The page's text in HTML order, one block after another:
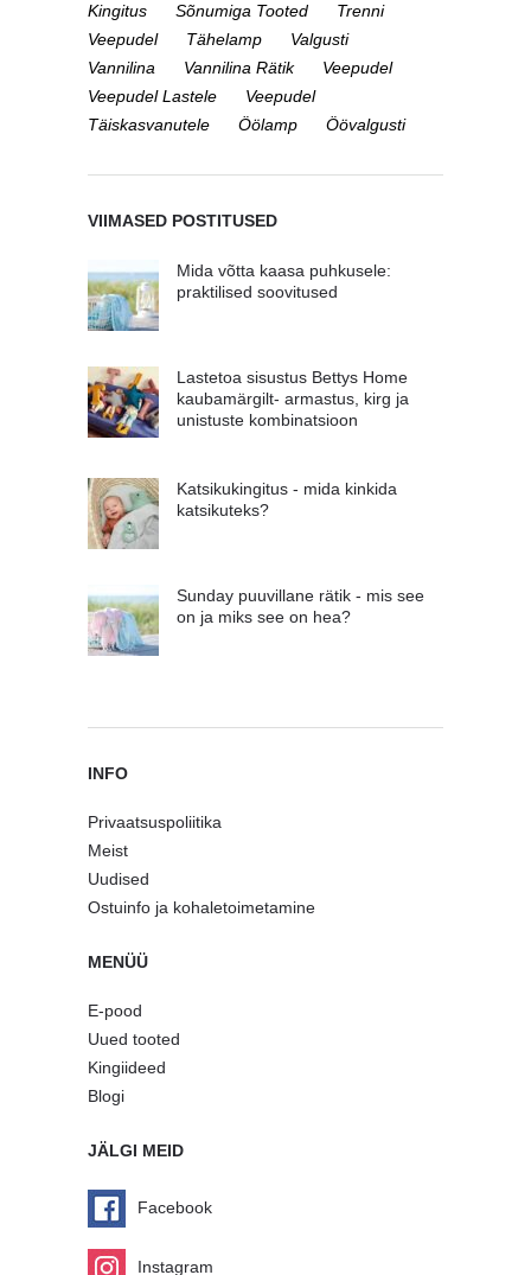
Kingitus
Sõnumiga Tooted
Trenni
Veepudel
Tähelamp
Valgusti
Vannilina
Vannilina Rätik
Veepudel
Veepudel Lastele
Veepudel
Täiskasvanutele
Öölamp Öövalgusti
VIIMASED POSTITUSED
Mida võtta kaasa puhkusele:
praktilised soovitused
Lastetoa sisustus Bettys Home
kaubamärgilt- armastus, kirg ja
unistuste kombinatsioon
Katsikukingitus - mida kinkida
katsikuteks?
Sunday puuvillane rätik - mis see
on ja miks see on hea?
INFO
Privaatsuspoliitika
Meist
Uudised
Ostuinfo ja kohaletoimetamine
MENÜÜ
E-pood
Uued tooted
Kingiideed
Blogi
JÄLGI MEID
Facebook
Instagram